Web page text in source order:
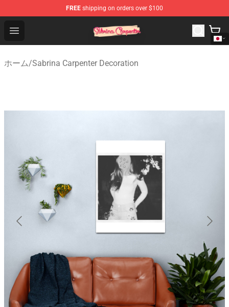
FREE shipping on orders over $100
Open menu
Sabrina Carpenter Shop - Official Sabrina Carpenter
ホーム/Sabrina Carpenter Decoration